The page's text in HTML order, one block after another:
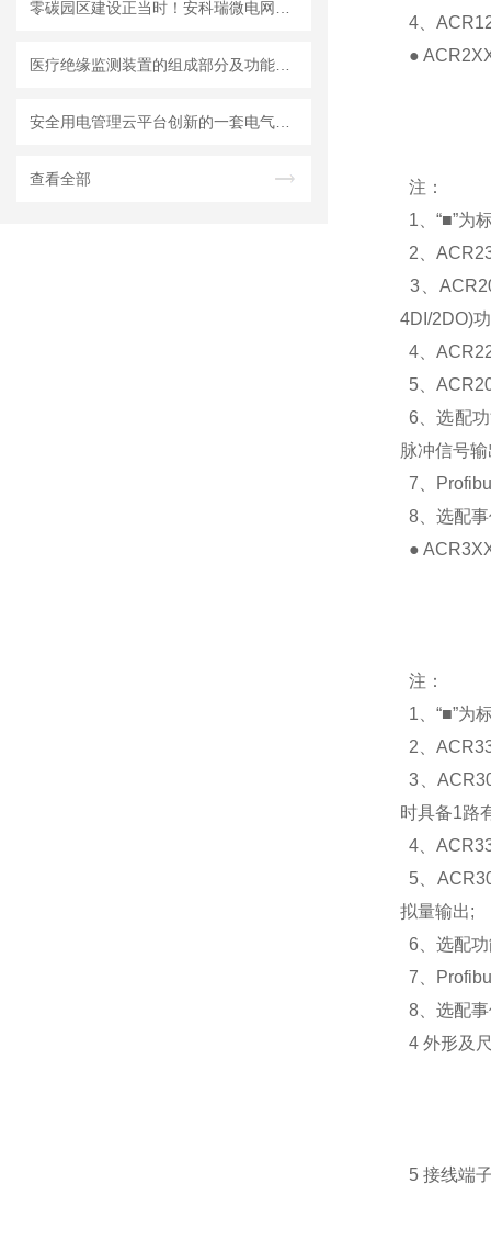
查看全部
4、
●
注：
1、“■”为
2、
3、
4DI/2DO)
4、
5、
6、选配
脉冲信号
7、
8、选配
●
注：
1、“■”为
2、
3、
时具备1路
4、
5、
拟量输出;
6、选配
7、
8、选配
4 外形及
5 接线端